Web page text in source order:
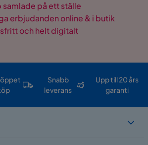
samlade på ett ställe
erbjudanden online & i butik
och helt digitalt
öppet
Snabb
leverans
Upp till 20 års
garanti